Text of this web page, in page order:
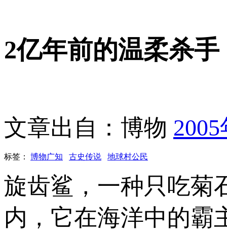
2亿年前的温柔杀手
文章出自：博物
标签： 博物广知 古史传说 地球村公民
旋齿鲨，一种只吃菊
内，它在海洋中的霸